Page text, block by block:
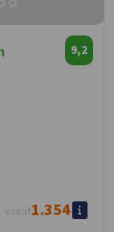
9,2
vanaf1.354